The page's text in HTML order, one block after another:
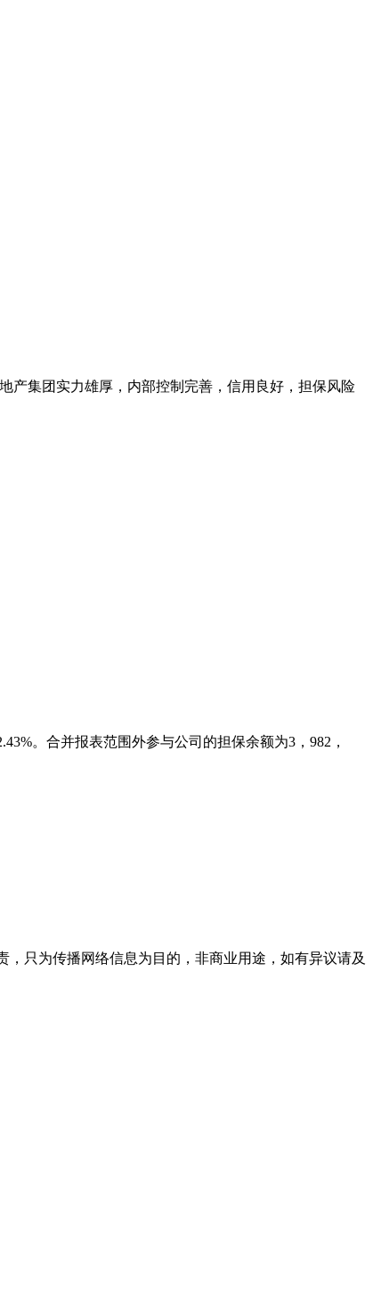
产集团实力雄厚，内部控制完善，信用良好，担保风险
。合并报表范围外参与公司的担保余额为3，982，
只为传播网络信息为目的，非商业用途，如有异议请及